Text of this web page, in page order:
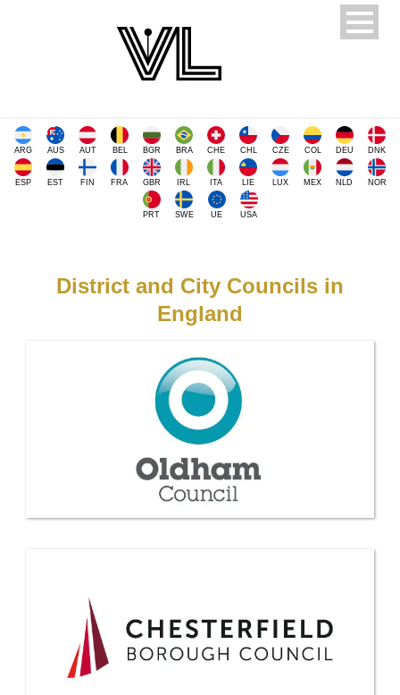
ARG AUS AUT BEL BGR BRA CHE CHL CZE COL DEU DNK
ESP EST FIN FRA GBR IRL ITA LIE LUX MEX NLD NOR
PRT SWE UE USA
District and City Councils in
England